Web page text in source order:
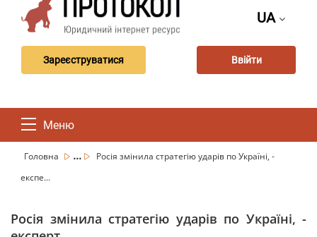
UA
Зареєструватися Ввійти
Меню
Головна ...
Росія змінила стратегію ударів по Україні, -
експе...
Росія змінила стратегію ударів по Україні, -